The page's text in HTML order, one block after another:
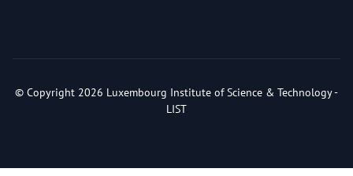
© Copyright 2026 Luxembourg Institute of Science & Technology -
LIST